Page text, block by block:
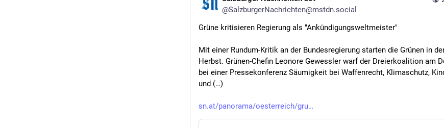
@SalzburgerNachrichten@mstdn.social
Grüne kritisieren Regierung als "Ankündigungsweltmeister"
Mit einer Rundum-Kritik an der Bundesregierung starten die Grünen in
Herbst. Grünen-Chefin Leonore Gewessler warf der Dreierkoalition am
bei einer Pressekonferenz Säumigkeit bei Waffenrecht, Klimaschutz,
und (…)
sn.at/panorama/oesterreich/gru